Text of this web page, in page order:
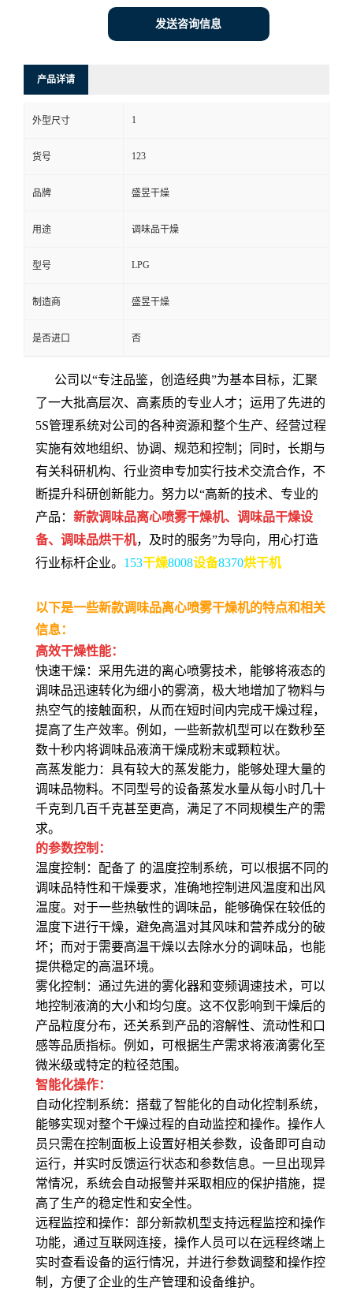
发送咨询信息
产品详请
外型尺寸 1
货号 123
品牌 盛昱干燥
用途 调味品干燥
型号 LPG
制造商 盛昱干燥
是否进口 否
公司以“专注品鉴，创造经典”为基本目标，汇聚
了一大批高层次、高素质的专业人才；运用了先进的
5S管理系统对公司的各种资源和整个生产、经营过程
实施有效地组织、协调、规范和控制；同时，长期与
有关科研机构、行业资申专加实行技术交流合作，不
断提升科研创新能力。努力以“高新的技术、专业的
产品： 新款调味品离心喷雾干燥机、调味品干燥设
备、 调味品烘干机，及时的服务”为导向，用心打造
行业标杆企业。 153干燥8008设备8370烘干机
以下是一些新款调味品离心喷雾干燥机的特点和相关
信息：
高效干燥性能：
快速干燥：采用先进的离心喷雾技术，能够将液态的
调味品迅速转化为细小的雾滴，极大地增加了物料与
热空气的接触面积，从而在短时间内完成干燥过程，
提高了生产效率。例如，一些新款机型可以在数秒至
数十秒内将调味品液滴干燥成粉末或颗粒状。
高蒸发能力 ：具有较大的蒸发能力，能够处理大量的
调味品物料。不同型号的设备蒸发水量从每小时几十
千克到几百千克甚至更高，满足了不同规模生产的需
求。
的参数控制 ：
温度控制 ：配备了 的温度控制系统，可以根据不同的
调味品特性和干燥要求，准确地控制进风温度和出风
温度。对于一些热敏性的调味品，能够确保在较低的
温度下进行干燥，避免高温对其风味和营养成分的破
坏；而对于需要高温干燥以去除水分的调味品，也能
提供稳定的高温环境。
雾化控制 ：通过先进的雾化器和变频调速技术，可以
地控制液滴的大小和均匀度。这不仅影响到干燥后的
产品粒度分布，还关系到产品的溶解性、流动性和口
感等品质指标。例如，可根据生产需求将液滴雾化至
微米级或特定的粒径范围。
智能化操作：
自动化控制系统：搭载了智能化的自动化控制系统，
能够实现对整个干燥过程的自动监控和操作。操作人
员只需在控制面板上设置好相关参数，设备即可自动
运行，并实时反馈运行状态和参数信息。一旦出现异
常情况，系统会自动报警并采取相应的保护措施，提
高了生产的稳定性和安全性。
远程监控和操作：部分新款机型支持远程监控和操作
功能，通过互联网连接，操作人员可以在远程终端上
实时查看设备的运行情况，并进行参数调整和操作控
制，方便了企业的生产管理和设备维护。